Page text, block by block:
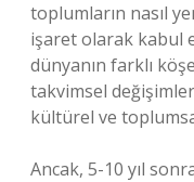
toplumların nasıl
işaret olarak kabul
dünyanın farklı
takvimsel
kültürel ve
Ancak, 5-10 yıl